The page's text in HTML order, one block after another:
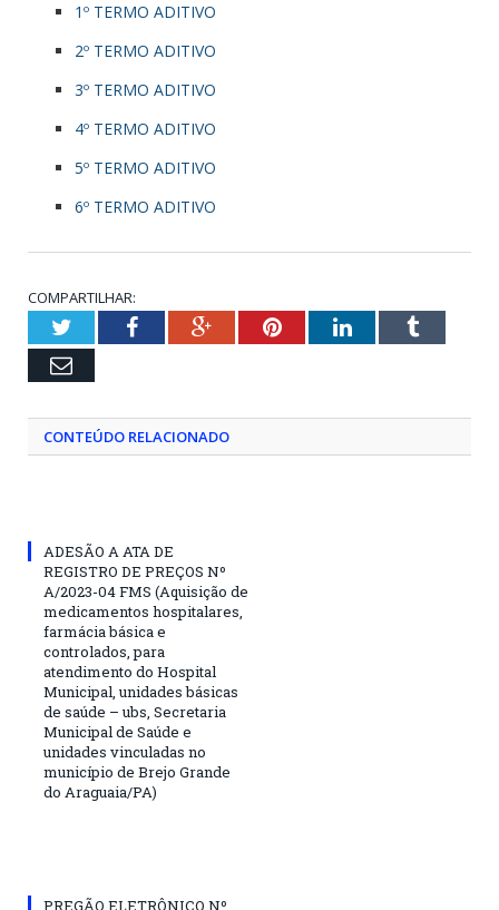
1º TERMO ADITIVO
2º TERMO ADITIVO
3º TERMO ADITIVO
4º TERMO ADITIVO
5º TERMO ADITIVO
6º TERMO ADITIVO
COMPARTILHAR:
TwitterFacebookGoogle+PinterestLinkedInTumblr
Email
CONTEÚDO RELACIONADO
ADESÃO A ATA DE
REGISTRO DE PREÇOS Nº
A/2023-04 FMS (Aquisição de
medicamentos hospitalares,
farmácia básica e
controlados, para
atendimento do Hospital
Municipal, unidades básicas
de saúde – ubs, Secretaria
Municipal de Saúde e
unidades vinculadas no
município de Brejo Grande
do Araguaia/PA)
PREGÃO ELETRÔNICO Nº